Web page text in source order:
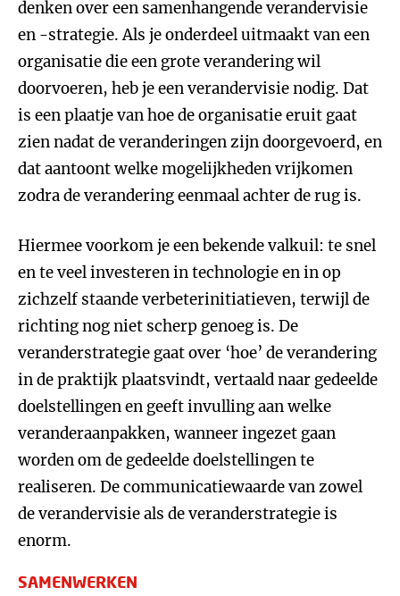
denken over een samenhangende verandervisie
en -strategie. Als je onderdeel uitmaakt van een
organisatie die een grote verandering wil
doorvoeren, heb je een verandervisie nodig. Dat
is een plaatje van hoe de organisatie eruit gaat
zien nadat de veranderingen zijn doorgevoerd, en
dat aantoont welke mogelijkheden vrijkomen
zodra de verandering eenmaal achter de rug is.
Hiermee voorkom je een bekende valkuil: te snel
en te veel investeren in technologie en in op
zichzelf staande verbeterinitiatieven, terwijl de
richting nog niet scherp genoeg is. De
veranderstrategie gaat over ‘hoe’ de verandering
in de praktijk plaatsvindt, vertaald naar gedeelde
doelstellingen en geeft invulling aan welke
veranderaanpakken, wanneer ingezet gaan
worden om de gedeelde doelstellingen te
realiseren. De communicatiewaarde van zowel
de verandervisie als de veranderstrategie is
enorm.
SAMENWERKEN